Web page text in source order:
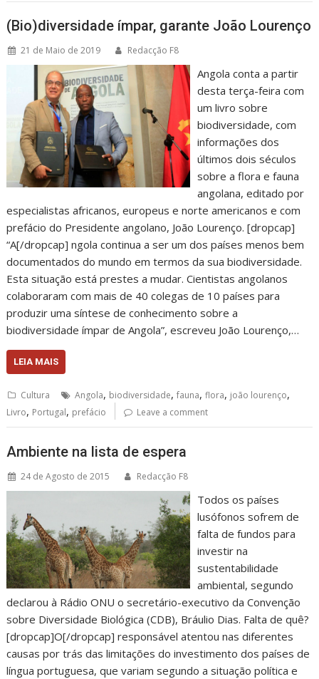
(Bio)diversidade ímpar, garante João Lourenço
21 de Maio de 2019 Redacção F8
Angola conta a partir
desta terça-feira com
um livro sobre
biodiversidade, com
informações dos
últimos dois séculos
sobre a flora e fauna
angolana, editado por
especialistas africanos, europeus e norte americanos e com
prefácio do Presidente angolano, João Lourenço. [dropcap]
“A[/dropcap] ngola continua a ser um dos países menos bem
documentados do mundo em termos da sua biodiversidade.
Esta situação está prestes a mudar. Cientistas angolanos
colaboraram com mais de 40 colegas de 10 países para
produzir uma síntese de conhecimento sobre a
biodiversidade ímpar de Angola”, escreveu João Lourenço,…
LEIA MAIS
Cultura Angola, biodiversidade,fauna,flora, joão lourenço,
Livro, Portugal, prefácio Leave a comment
Ambiente na lista de espera
24 de Agosto de 2015 Redacção F8
Todos os países
lusófonos sofrem de
falta de fundos para
investir na
sustentabilidade
ambiental, segundo
declarou à Rádio ONU o secretário-executivo da Convenção
sobre Diversidade Biológica (CDB), Bráulio Dias. Falta de quê?
[dropcap]O[/dropcap] responsável atentou nas diferentes
causas por trás das limitações do investimento dos países de
língua portuguesa, que variam segundo a situação política e